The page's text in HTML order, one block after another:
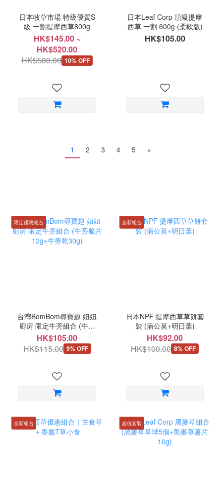
日本牧草市場 特級優質S
級 一割提摩西草800g
HK$145.00 ~
HK$520.00
HK$580.00 10% OFF
日本Leaf Corp 頂級提摩
西草 一割 600g (柔軟版)
HK$105.00
1 2 3 4 5 »
限定優惠組合
台灣BomBom尋寶趣 妞妞
廚房 限定牛蒡組合 (牛蒡
脆片12g+牛蒡乾30g)
HK$105.00
HK$115.00 9% OFF
全新組合
日本NPF 提摩西草草餅套
裝 (蒲公英+明日葉)
HK$92.00
HK$100.00 8% OFF
全新組合 超值套裝